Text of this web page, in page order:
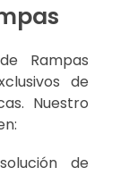
Rampas
de
Nuestro
de